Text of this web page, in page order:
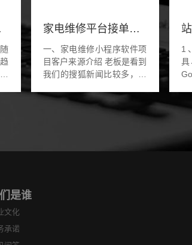
家电维修平台接单小程序系统软件开发
一、家电维修小程序软件项
目客户来源介绍 老板是看到
我们的搜狐新闻比较多，看
也有做过家政维修的项目，
老板的想法是定制一款家电
1
具
是谁
文化
承诺